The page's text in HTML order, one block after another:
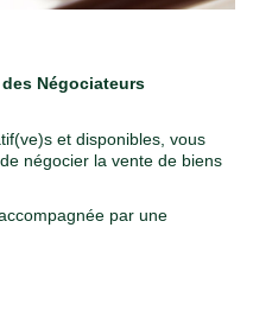
Négociateurs
et disponibles, vous
négocier la vente de biens
par une